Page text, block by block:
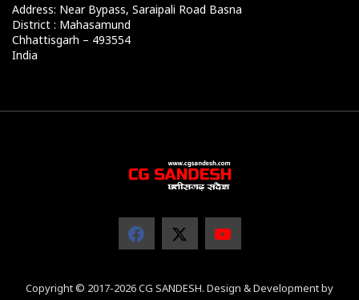
Address: Near Bypass, Saraipali Road Basna
District : Mahasamund
Chhattisgarh – 493554
India
Copyright © 2017-2026 CG SANDESH. Design & Development by